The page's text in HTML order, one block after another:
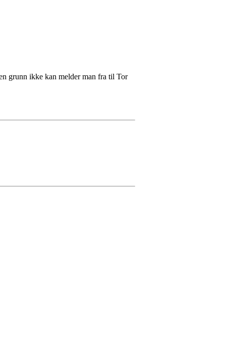
grunn ikke kan melder man fra til Tor